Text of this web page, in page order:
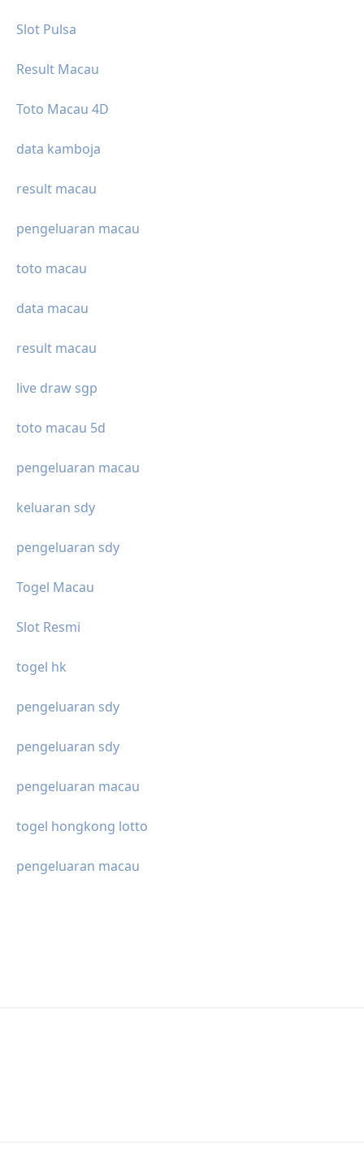
Slot Pulsa
Result Macau
Toto Macau 4D
data kamboja
result macau
pengeluaran macau
toto macau
data macau
result macau
live draw sgp
toto macau 5d
pengeluaran macau
keluaran sdy
pengeluaran sdy
Togel Macau
Slot Resmi
togel hk
pengeluaran sdy
pengeluaran sdy
pengeluaran macau
togel hongkong lotto
pengeluaran macau